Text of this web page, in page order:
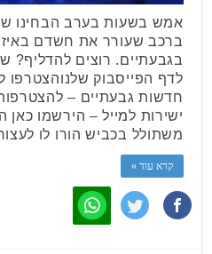
אמש בשעות בערב הבחינו
ברכב שעורר את חשדם
בגבעתיים. רוצים להדליף?
לדף הפייסבוק שלנוהצטרפו
חדשות גבעתיים –
ישירות למייל – הירשמו
משתולל בכביש הורו לו
קרא עוד »